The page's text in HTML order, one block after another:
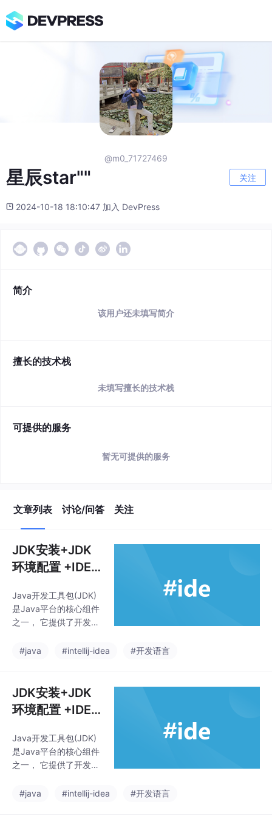
@m0_71727469
星辰star"" 关注
2024-10-18 18:10:47 加入 DevPress
简介
该用户还未填写简介
擅长的技术栈
未填写擅长的技术栈
可提供的服务
暂无可提供的服务
文章列表 讨论/问答 关注
JDK安装+JDK
环境配置 +IDEA
版，看了必会）
Java开发工具包(JDK)
是Java平台的核心组件
之一， 它提供了开发、
应用程序所需的工具和
它包含了Java编译器(a
vac) 和Java虚拟机Q
(JVM) ，这两个组件是
分。IDEA全称Intellij ID
EA，是用于java语言开
发的集成环境（把代码
试等多种功能综合到一
#java #intellij-idea #开发语言
JDK安装+JDK
环境配置 +IDEA
版，看了必会）
Java开发工具包(JDK)
是Java平台的核心组件
之一， 它提供了开发、
应用程序所需的工具和
#java #intellij-idea #开发语言